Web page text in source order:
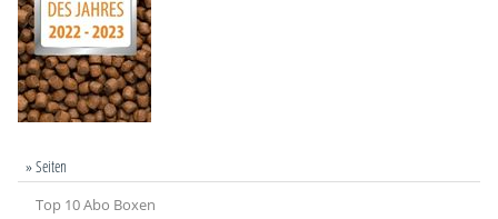
» Seiten
Top 10 Abo Boxen